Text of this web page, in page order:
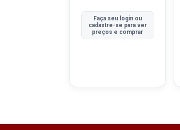
Faça seu login ou
cadastre-se para ver
preços e comprar